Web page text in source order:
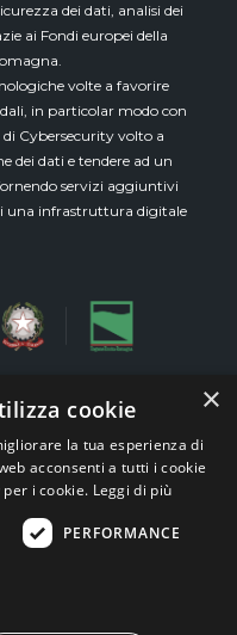
dei dati, analisi dei
ai Fondi europei della
volte a favorire
in particolar modo con
Cybersecurity volto a
dei dati e tendere ad un
servizi aggiuntivi
una infrastruttura digitale
int.8 (Modena)
e Associati s.r.l.
–Whistleblowing
| Supporto alle
×
cookie
la tua esperienza di
acconsenti a tutti i cookie
i cookie. Leggi di più
PERFORMANCE